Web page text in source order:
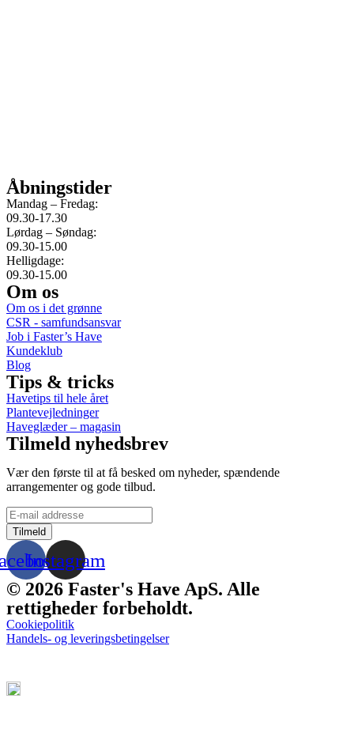
Åbningstider
Mandag – Fredag:
09.30-17.30
Lørdag – Søndag:
09.30-15.00
Helligdage:
09.30-15.00
Om os
Om os i det grønne
CSR - samfundsansvar
Job i Faster’s Have
Kundeklub
Blog
Tips & tricks
Havetips til hele året
Plantevejledninger
Haveglæder – magasin
Tilmeld nyhedsbrev
Vær den første til at få besked om nyheder, spændende
arrangementer og gode tilbud.
Instagram
© 2026 Faster's Have ApS. Alle
rettigheder forbeholdt.
Cookiepolitik
Handels- og leveringsbetingelser